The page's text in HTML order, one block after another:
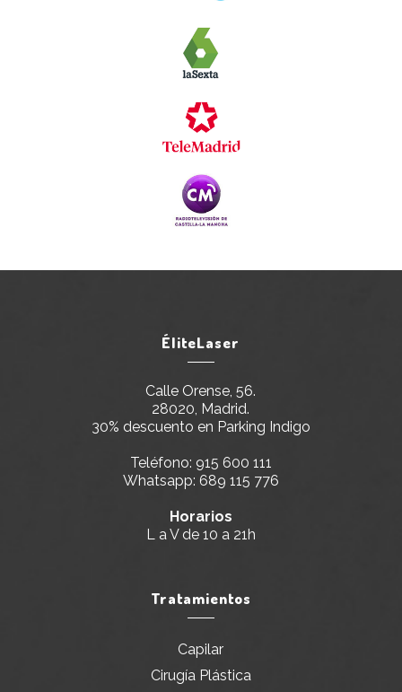
ÉliteLaser
Calle Orense, 56.
28020, Madrid.
30% descuento en Parking Indigo
Teléfono: 915 600 111
Whatsapp: 689 115 776
Horarios
L a V de 10 a 21h
Tratamientos
Capilar
Cirugía Plástica